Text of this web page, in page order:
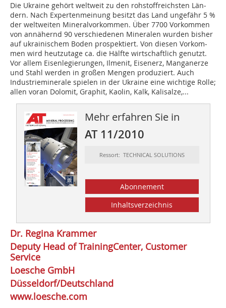
Die Ukraine gehört weltweit zu den rohstoffreichsten Län­
dern. Nach Expertenmeinung besitzt das Land ungefähr 5 %
der weltweiten Mineralvorkommen. Über 7700 Vorkommen
von annähernd 90 verschiedenen Mineralen wurden bisher
auf ukrainischem Boden prospektiert. Von diesen Vorkom-
men wird heutzutage ca. die Hälfte wirtschaftlich genutzt.
Vor allem Eisenlegierungen, Ilmenit, Eisenerz, Manganerze
und Stahl werden in großen Mengen produziert. Auch
Industrieminerale spielen in der Ukraine eine wichtige Rolle;
allen voran Dolomit, Graphit, Kaolin, Kalk, Kalisalze,...
Mehr erfahren Sie in
AT 11/2010
Ressort: TECHNICAL SOLUTIONS
Abonnement
Inhaltsverzeichnis
Dr. Regina Krammer
Deputy Head of TrainingCenter, Customer
Service
Loesche GmbH
Düsseldorf/Deutschland
www.loesche.com